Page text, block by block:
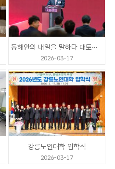
동해안의 내일을 말하다 대토론회
2026-03-17
강릉노인대학 입학식
2026-03-17